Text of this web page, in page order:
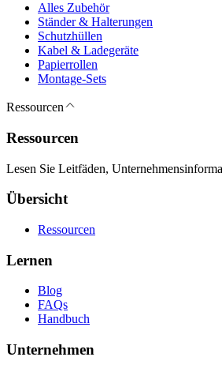
Alles Zubehör
Ständer & Halterungen
Schutzhüllen
Kabel & Ladegeräte
Papierrollen
Montage-Sets
Ressourcen
Ressourcen
Lesen Sie Leitfäden,
Übersicht
Ressourcen
Lernen
Blog
FAQs
Handbuch
Unternehmen